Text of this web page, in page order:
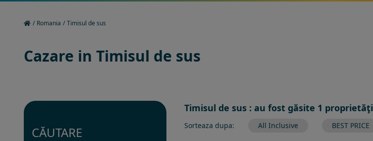
/ Romania / Timisul de sus
Cazare in Timisul de sus
CĂUTARE
Timisul de sus : au fost găsite 1 proprietăţi
Sorteaza dupa: All Inclusive BEST PRICE